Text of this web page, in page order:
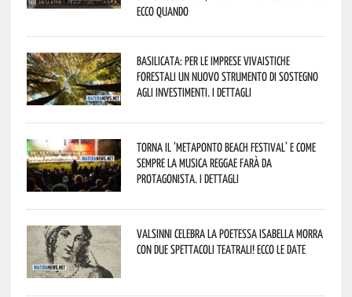
Ecco quando
Basilicata: per le imprese vivaistiche
forestali un nuovo strumento di sostegno
agli investimenti. I dettagli
Torna il ‘Metaponto beach festival’ e come
sempre la musica reggae farà da
protagonista. I dettagli
Valsinni celebra la poetessa Isabella Morra
con due spettacoli teatrali! Ecco le date